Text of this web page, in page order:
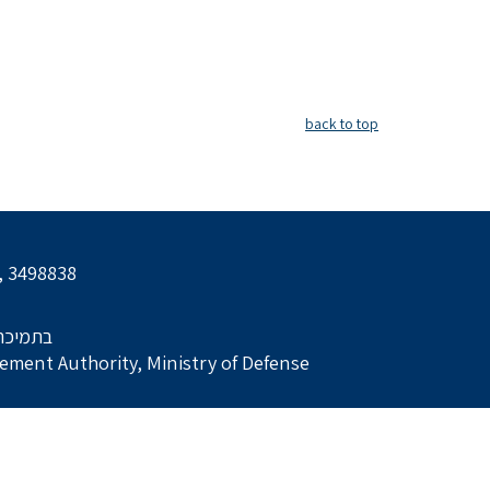
back to top
Authority, Ministry of Defense